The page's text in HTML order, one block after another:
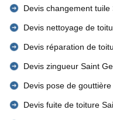
Devis changement
Devis nettoyage de
Devis réparation de
Devis zingueur Saint
Devis pose de
Devis fuite de toiture